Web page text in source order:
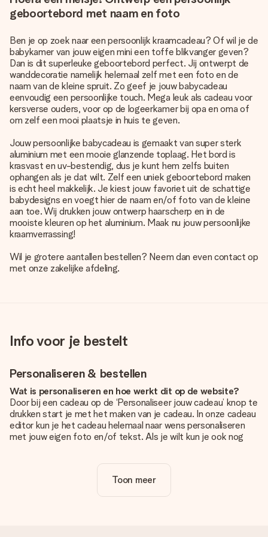
geboortebord met naam en foto
Ben je op zoek naar eenpersoonlijk kraamcadeau? Of wil je de
babykamer van jouw eigen mini een toffe blikvanger geven?
Dan is dit superleuke geboortebord perfect. Jij ontwerpt de
wanddecoratie namelijk helemaal zelf met een foto en de
naam van de kleine spruit. Zo geef je jouw babycadeau
eenvoudig een persoonlijke touch. Mega leuk als cadeau voor
kersverse ouders, voor op de logeerkamer bij opa en oma of
om zelf een mooi plaatsje in huis te geven.
Jouw persoonlijke babycadeau is gemaakt van super sterk
aluminium met een mooie glanzende toplaag. Het bord is
krasvast en uv-bestendig, dus je kunt hem zelfs buiten
ophangen als je dat wilt. Zelf een uniek geboortebord maken
is echt heel makkelijk. Je kiest jouw favoriet uit de schattige
babydesigns en voegt hier de naam en/of foto van de kleine
aan toe. Wij drukken jouw ontwerp haarscherp en in de
mooiste kleuren op het aluminium. Maak nu jouw persoonlijke
kraamverrassing!
Wil je grotere aantallen bestellen? Neem dan even contact op
met onze zakelijke afdeling.
Info voor je bestelt
Personaliseren & bestellen
Wat is personaliseren en hoe werkt dit op de website?
Door bij een cadeau op de ‘Personaliseer jouw cadeau’ knop te
drukken start je met het maken van je cadeau. In onze cadeau
editor kun je het cadeau helemaal naar wens personaliseren
met jouw eigen foto en/of tekst. Als je wilt kun je ook nog
Is personalisatie in de prijs inbegrepen?
De prijs die op de website wordt getoond is inclusief de
Toon meer